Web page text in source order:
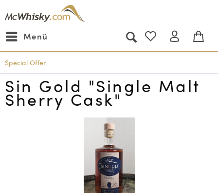
Menü
Special Offer
Sin Gold "Single Malt
Sherry Cask"